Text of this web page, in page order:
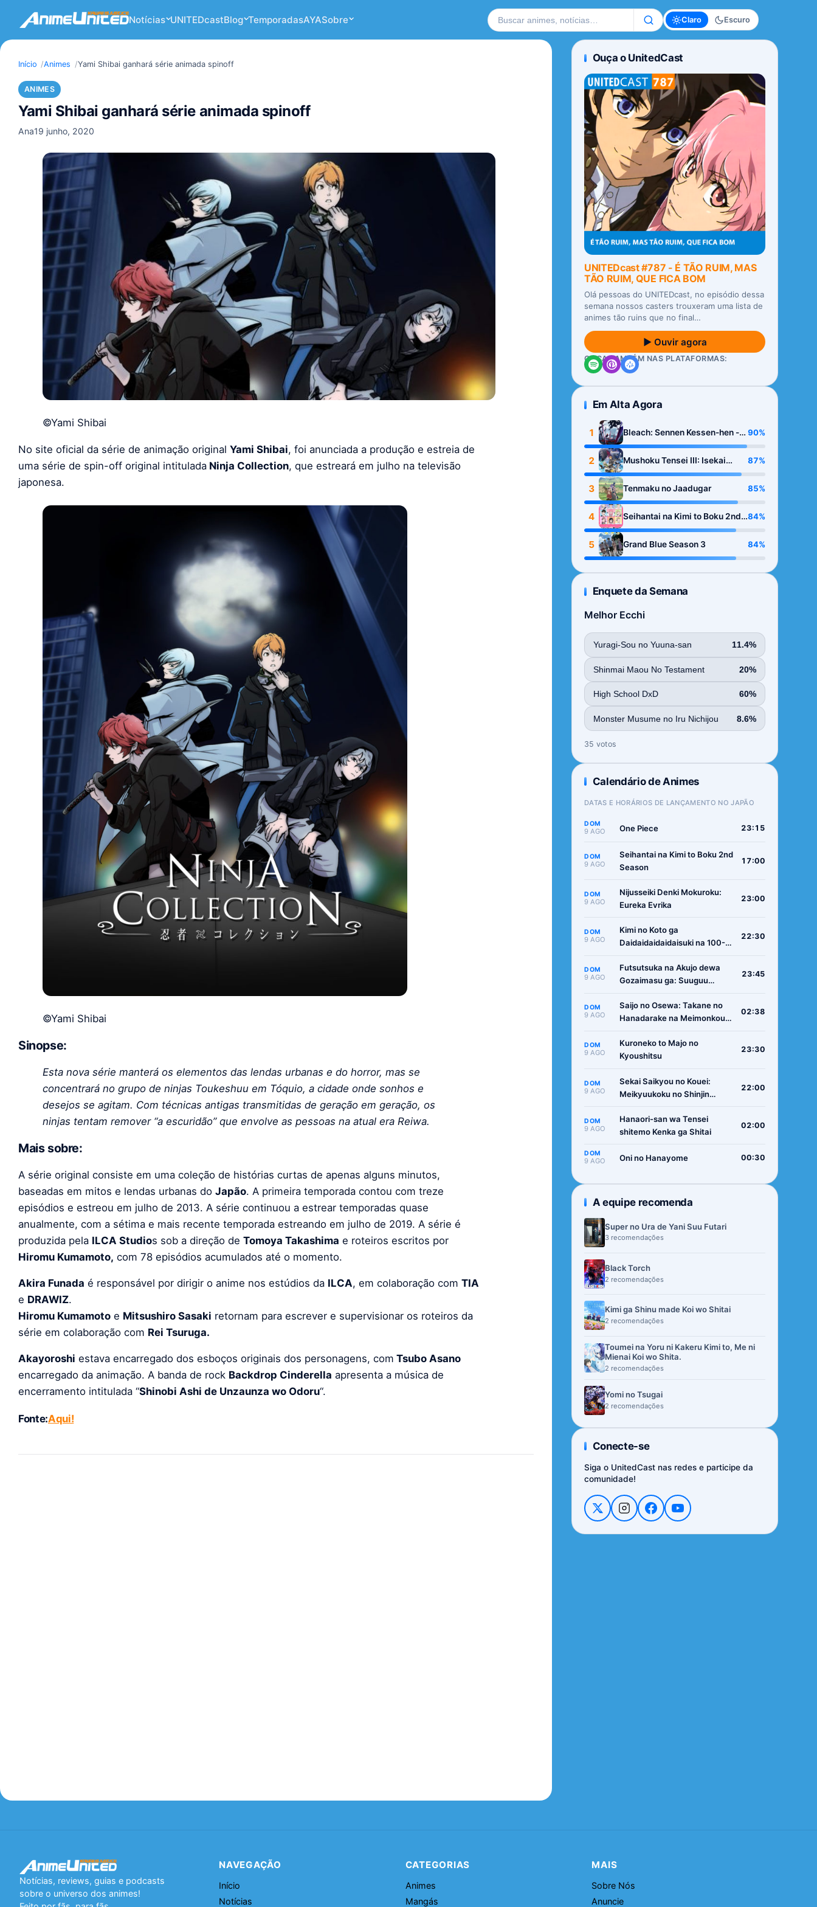
Notícias UNITEDcastBlog TemporadasAYASobre Buscar no site Claro Escuro
Início Animes Yami Shibai ganhará série animada spinoff
ANIMES
Yami Shibai ganhará série animada spinoff
Ana19 junho, 2020
©Yami Shibai
No site oficial da série de animação original Yami Shibai, foi anunciada a produção e estreia de
uma série de spin-off original intitulada Ninja Collection, que estreará em julho na televisão
japonesa.
©Yami Shibai
Sinopse:
Esta nova série manterá os elementos das lendas urbanas e do horror, mas se
concentrará no grupo de ninjas Toukeshuu em Tóquio, a cidade onde sonhos e
desejos se agitam. Com técnicas antigas transmitidas de geração em geração, os
ninjas tentam remover “a escuridão” que envolve as pessoas na atual era Reiwa.
Mais sobre:
A série original consiste em uma coleção de histórias curtas de apenas alguns minutos,
baseadas em mitos e lendas urbanas do Japão. A primeira temporada contou com treze
episódios e estreou em julho de 2013. A série continuou a estrear temporadas quase
anualmente, com a sétima e mais recente temporada estreando em julho de 2019. A série é
produzida pela ILCA Studios sob a direção de Tomoya Takashima e roteiros escritos por
Hiromu Kumamoto, com 78 episódios acumulados até o momento.
Akira Funada é responsável por dirigir o anime nos estúdios da ILCA, em colaboração com TIA
e DRAWIZ.
Hiromu Kumamoto e Mitsushiro Sasaki retornam para escrever e supervisionar os roteiros da
série em colaboração com Rei Tsuruga.
Akayoroshi estava encarregado dos esboços originais dos personagens, com Tsubo Asano
encarregado da animação. A banda de rock Backdrop Cinderella apresenta a música de
encerramento intitulada “Shinobi Ashi de Unzaunza wo Odoru“.
Fonte:Aqui!
Ouça o UnitedCast
UNITEDcast #787 - É TÃO RUIM, MAS
TÃO RUIM, QUE FICA BOM
Olá pessoas do UNITEDcast, no episódio dessa
semana nossos casters trouxeram uma lista de
animes tão ruins que no final…
▶ Ouvir agora
OUÇA TAMBÉM NAS PLATAFORMAS:
Em Alta Agora
1
Bleach: Sennen Kessen-hen -
Kashin-tan
90%
2
Mushoku Tensei III: Isekai
Ittara Honki Dasu
87%
3 Tenmaku no Jaadugar 85%
4
Seihantai na Kimi to Boku 2nd
Season
84%
5 Grand Blue Season 3 84%
Enquete da Semana
Melhor Ecchi
Yuragi-Sou no Yuuna-san 11.4%
Shinmai Maou No Testament 20%
High School DxD 60%
Monster Musume no Iru Nichijou 8.6%
35 votos
Calendário de Animes
DATAS E HORÁRIOS DE LANÇAMENTO NO JAPÃO
DOM
9 AGO One Piece 23:15
DOM
9 AGO
Seihantai na Kimi to Boku 2nd
Season
17:00
DOM
9 AGO
Nijusseiki Denki Mokuroku:
Eureka Evrika
23:00
DOM
9 AGO
Kimi no Koto ga
Daidaidaidaidaisuki na 100-
22:30
DOM
9 AGO
Futsutsuka na Akujo dewa
Gozaimasu ga: Suuguu
23:45
DOM
9 AGO
Saijo no Osewa: Takane no
Hanadarake na Meimonkou
(Seikatsu Nouryoku Kaimu)
wo Kagenagara Osewa suru
02:38
DOM
9 AGO
Kuroneko to Majo no
Kyoushitsu
23:30
DOM
9 AGO
Sekai Saikyou no Kouei:
Meikyuukoku no Shinjin
22:00
DOM
9 AGO
Hanaori-san wa Tensei
shitemo Kenka ga Shitai
02:00
DOM
9 AGO Oni no Hanayome 00:30
A equipe recomenda
Super no Ura de Yani Suu Futari
3 recomendações
Black Torch
2 recomendações
Kimi ga Shinu made Koi wo Shitai
2 recomendações
Toumei na Yoru ni Kakeru Kimi to, Me ni
Mienai Koi wo Shita.
2 recomendações
Yomi no Tsugai
2 recomendações
Conecte-se
Siga o UnitedCast nas redes e participe da
comunidade!
Notícias, reviews, guias e podcasts
sobre o universo dos animes!
NAVEGAÇÃO
Início
Notícias
CATEGORIAS
Animes
Mangás
MAIS
Sobre Nós
Anuncie